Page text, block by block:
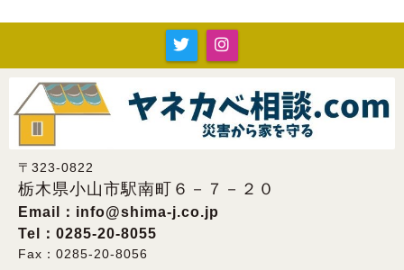
〒323-0822
栃木県小山市駅南町６－７－２０
Email： info@shima-j.co.jp
Tel：0285-20-8055
Fax：0285-20-8056